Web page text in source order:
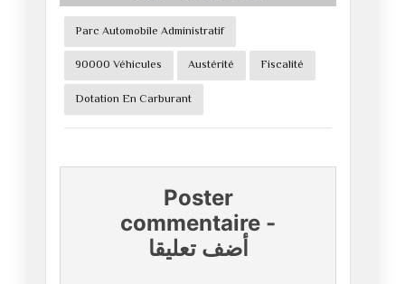
Parc Automobile Administratif
90000 Véhicules
Austérité
Fiscalité
Dotation En Carburant
Poster
commentaire -
أضف تعليقا